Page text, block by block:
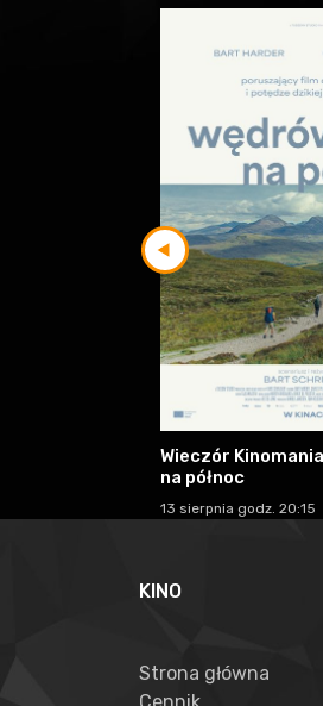
Wieczór
na północ
13 sierpnia godz. 20:15
KINO
Strona główna